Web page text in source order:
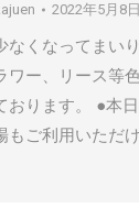
2022年5月8日
なくなってまい
ワー、リース等
おります。 ●本
もご利用いただ